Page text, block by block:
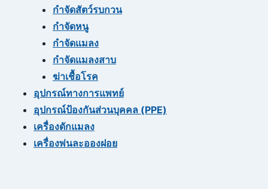
กำจัดสัตว์รบกวน
กำจัดหนู
กำจัดแมลง
กำจัดแมลงสาบ
ฆ่าเชื้อโรค
อุปกรณ์ทางการแพทย์
อุปกรณ์ป้องกันส่วนบุคคล (PPE)
เครื่องดักแมลง
เครื่องพ่นละอองฝอย